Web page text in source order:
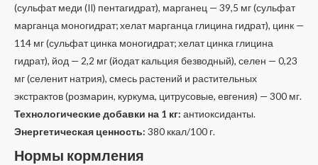
(сульфат меди (II) пентагидрат), марганец — 39,5 мг (сульфат
марганца моногидрат; хелат марганца глицина гидрат), цинк —
114 мг (сульфат цинка моногидрат; хелат цинка глицина
гидрат), йод — 2,2 мг (йодат кальция безводный), селен — 0,23
мг (селенит натрия), смесь растений и растительных
экстрактов (розмарин, куркума, цитрусовые, евгения) — 300 мг.
Технологические добавки на 1 кг: антиоксиданты.
Энергетическая ценность: 380 ккал/100 г.
Нормы кормления